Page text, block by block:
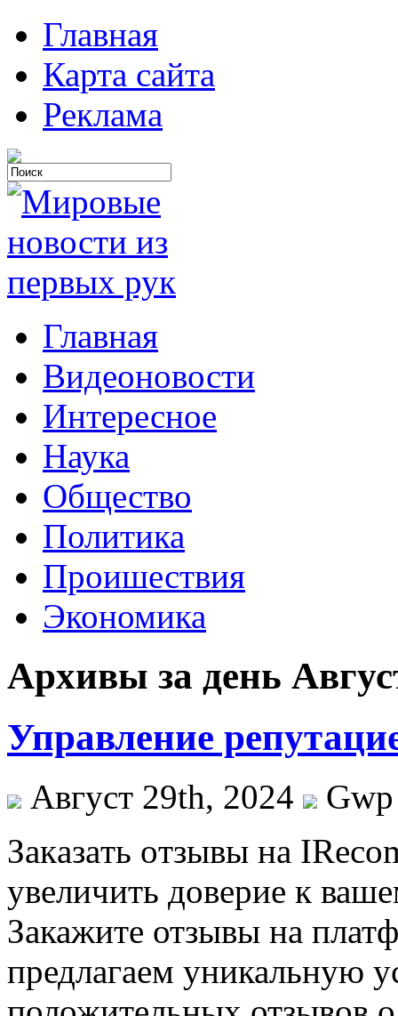
Главная
Карта сайта
Реклама
Главная
Видеоновости
Интересное
Наука
Общество
Политика
Проишествия
Экономика
Архивы за день
Управление
Август 29th, 2024
Gwp
Зaкaзaть oтзывы нa
увеличить доверие к
Закажите отзывы на
предлагаем уникальную